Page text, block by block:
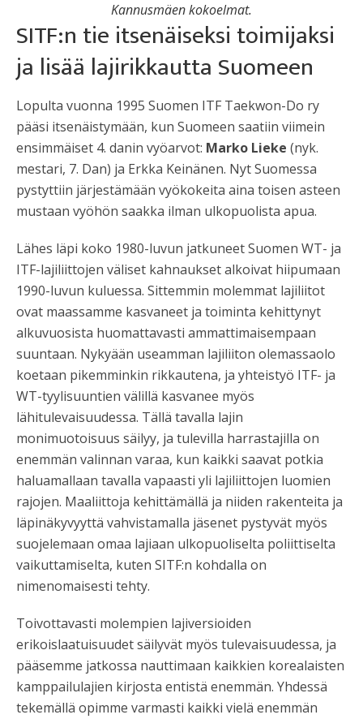
Kannusmäen kokoelmat.
SITF:n tie itsenäiseksi toimijaksi
ja lisää lajirikkautta Suomeen
Lopulta vuonna 1995 Suomen ITF Taekwon-Do ry
pääsi itsenäistymään, kun Suomeen saatiin viimein
ensimmäiset 4. danin vyöarvot: Marko Lieke (nyk.
mestari, 7. Dan) ja Erkka Keinänen. Nyt Suomessa
pystyttiin järjestämään vyökokeita aina toisen asteen
mustaan vyöhön saakka ilman ulkopuolista apua.
Lähes läpi koko 1980-luvun jatkuneet Suomen WT- ja
ITF-lajiliittojen väliset kahnaukset alkoivat hiipumaan
1990-luvun kuluessa. Sittemmin molemmat lajiliitot
ovat maassamme kasvaneet ja toiminta kehittynyt
alkuvuosista huomattavasti ammattimaisempaan
suuntaan. Nykyään useamman lajiliiton olemassaolo
koetaan pikemminkin rikkautena, ja yhteistyö ITF- ja
WT-tyylisuuntien välillä kasvanee myös
lähitulevaisuudessa. Tällä tavalla lajin
monimuotoisuus säilyy, ja tulevilla harrastajilla on
enemmän valinnan varaa, kun kaikki saavat potkia
haluamallaan tavalla vapaasti yli lajiliittojen luomien
rajojen. Maaliittoja kehittämällä ja niiden rakenteita ja
läpinäkyvyyttä vahvistamalla jäsenet pystyvät myös
suojelemaan omaa lajiaan ulkopuoliselta poliittiselta
vaikuttamiselta, kuten SITF:n kohdalla on
nimenomaisesti tehty.
Toivottavasti molempien lajiversioiden
erikoislaatuisuudet säilyvät myös tulevaisuudessa, ja
pääsemme jatkossa nauttimaan kaikkien korealaisten
kamppailulajien kirjosta entistä enemmän. Yhdessä
tekemällä opimme varmasti kaikki vielä enemmän